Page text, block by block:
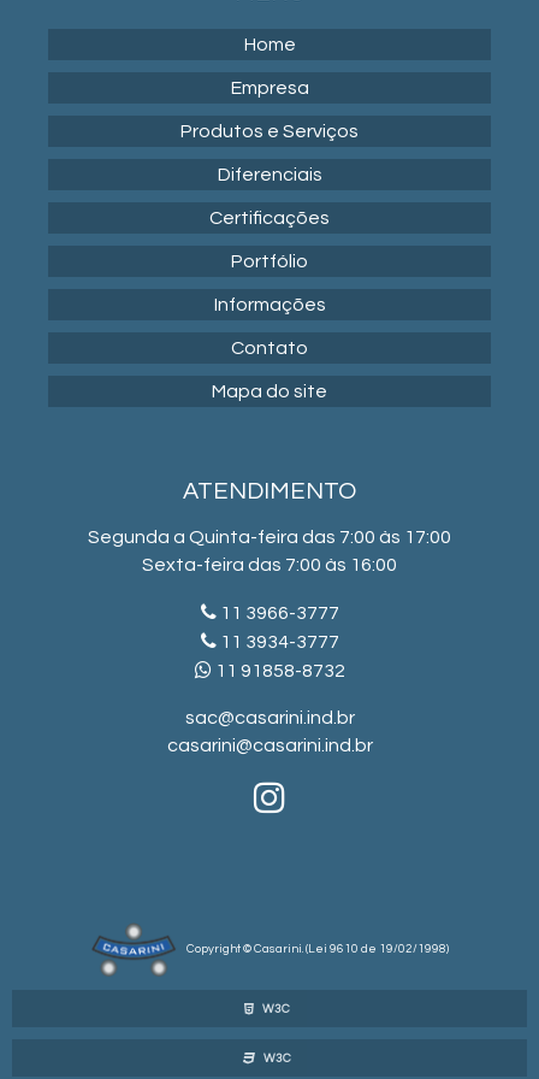
Home
Empresa
Produtos e Serviços
Diferenciais
Certificações
Portfólio
Informações
Contato
Mapa do site
ATENDIMENTO
Segunda a Quinta-feira das 7:00 às 17:00
Sexta-feira das 7:00 às 16:00
11 3966-3777
11 3934-3777
11 91858-8732
sac@casarini.ind.br
casarini@casarini.ind.br
Copyright © Casarini. (Lei 9610 de 19/02/1998)
W3C
W3C